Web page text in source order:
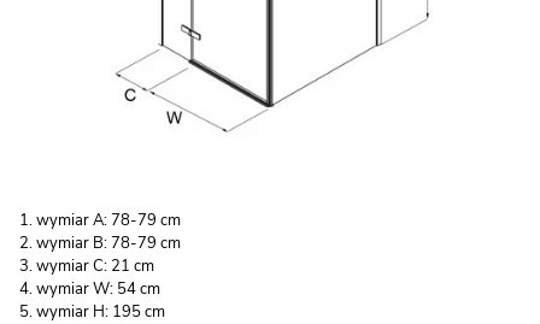
wymiar A: 78-79 cm
wymiar B: 78-79 cm
wymiar C: 21 cm
wymiar W: 54 cm
wymiar H: 195 cm